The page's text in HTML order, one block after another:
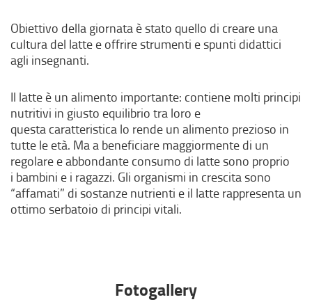
Obiettivo della giornata è stato quello di creare una
cultura del latte e offrire strumenti e spunti didattici
agli insegnanti.
Il latte è un alimento importante: contiene molti principi
nutritivi in giusto equilibrio tra loro e
questa caratteristica lo rende un alimento prezioso in
tutte le età. Ma a beneficiare maggiormente di un
regolare e abbondante consumo di latte sono proprio
i bambini e i ragazzi. Gli organismi in crescita sono
“affamati” di sostanze nutrienti e il latte rappresenta un
ottimo serbatoio di principi vitali.
Fotogallery